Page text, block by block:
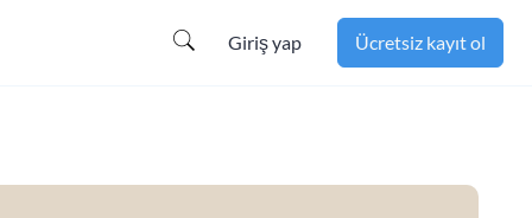
Giriş yap Ücretsiz kayıt ol